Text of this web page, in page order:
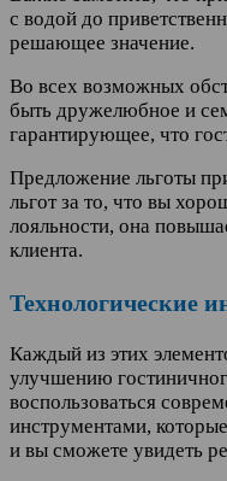
с водой до
решающее значение.
Во всех возможных
быть дружелюбное и
гарантирующее, что
Предложение льготы
льгот за то, что вы
лояльности, она
клиента.
Технологические
Каждый из этих
улучшению
воспользоваться
инструментами,
и вы сможете увидеть